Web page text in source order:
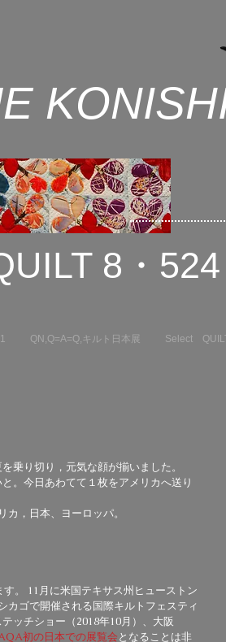
8・524
QN,Q=A=Q,キルト日本展 Select
乗り切り，元気な顔が揃いました。
。今日あわてて１枚をアメリカへ送り
，日本、ヨーロッパ。
。 11月に米国テキサス州ヒューストン
ゴで開催される国際キルトフェスティ
ッチショー（2018年10月）、大阪
初の日本での展覧会となることは非